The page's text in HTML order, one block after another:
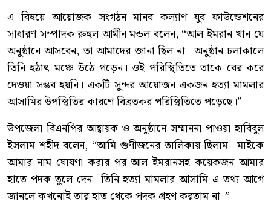
এ বিষয়ে আয়োজক সংগঠন মানব কল্যাণ যুব ফাউন্ডেশনের
সাধারণ সম্পাদক রুহুল আমীন মন্ডল বলেন, “আল ইমরান খান যে
অনুষ্ঠানে আসবেন, তা আমাদের জানা ছিল না। অনুষ্ঠান চলাকালে
তিনি হঠাৎ মঞ্চে উঠে পড়েন। ওই পরিস্থিতিতে তাকে বের করে
দেওয়া সম্ভব হয়নি। একটি সুন্দর আয়োজন একজন হত্যা মামলার
আসামির উপস্থিতির কারণে বিব্রতকর পরিস্থিতিতে পড়েছে।”
উপজেলা বিএনপির আহ্বায়ক ও অনুষ্ঠানে সম্মাননা পাওয়া হাবিবুল
ইসলাম শহীদ বলেন, “আমি গুণীজনের তালিকায় ছিলাম। মাইকে
আমার নাম ঘোষণা করার পর আল ইমরানসহ কয়েকজন আমার
হাতে পদক তুলে দেন। তিনি হত্যা মামলার আসামি-এ তথ্য আগে
জানলে কখনোই তার হাত থেকে পদক গ্রহণ করতাম না।”